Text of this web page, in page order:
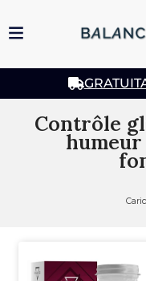
the
Policy
Contrôle